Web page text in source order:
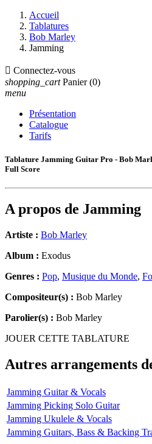
Accueil
Tablatures
Bob Marley
Jamming
 Connectez-vous
shopping_cart Panier (0)
menu
Présentation
Catalogue
Tarifs
Tablature Jamming Guitar Pro - Bob
Full Score
A propos de Jamming
Artiste : Bob Marley
Album : Exodus
Genres : Pop, Musique du Monde,
Compositeur(s) : Bob Marley
Parolier(s) : Bob Marley
JOUER CETTE TABLATURE
Autres arrangements
Jamming Guitar & Vocals
Jamming Picking Solo Guitar
Jamming Ukulele & Vocals
Jamming Guitars, Bass & Backing